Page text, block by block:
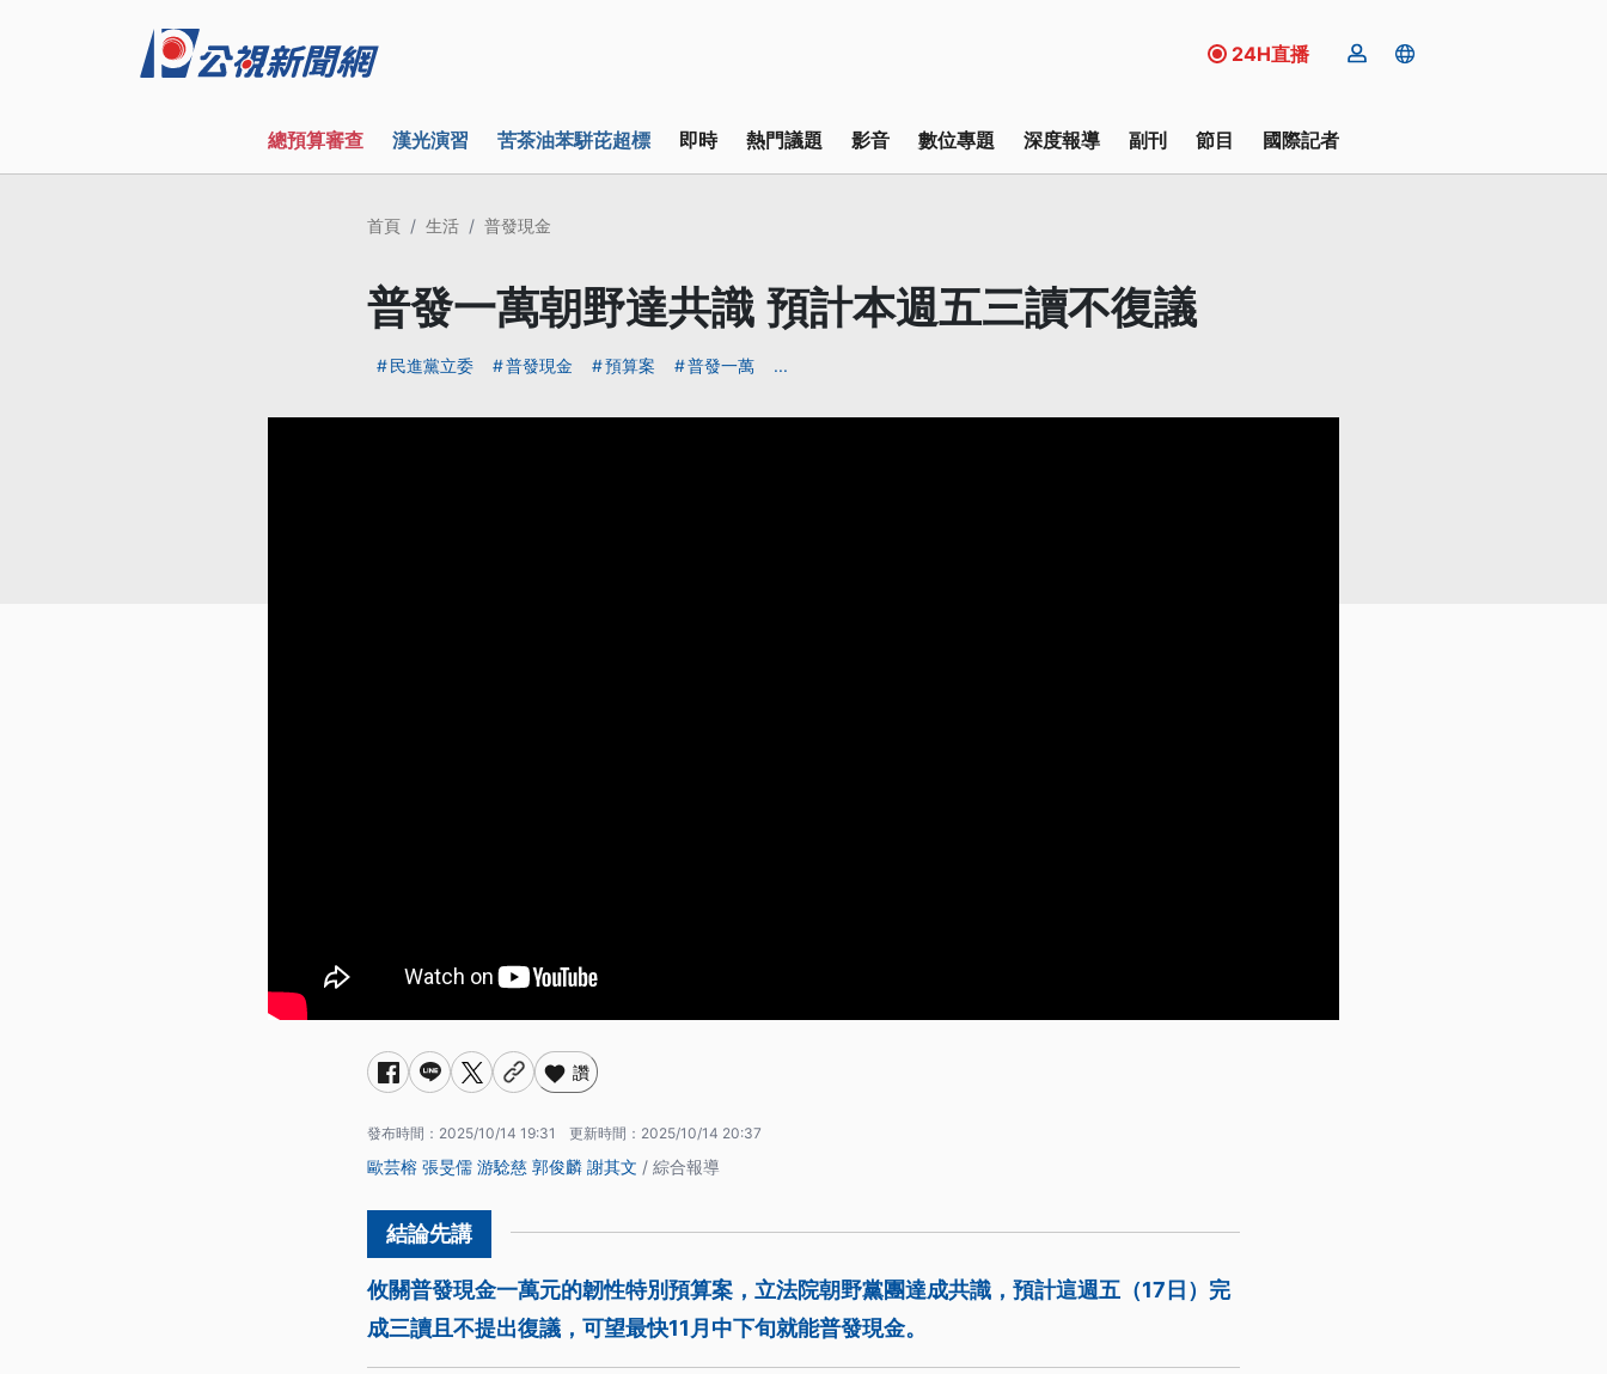
24H直播
總預算審查 漢光演習 苦茶油苯駢芘超標 即時 熱門議題 影音 數位專題 深度報導 副刊 節目 國際記者
首頁 生活 普發現金
普發一萬朝野達共識 預計本週五三讀不復議
民進黨立委 普發現金 預算案 普發一萬 ...
讚
發布時間： 2025/10/14 19:31 更新時間： 2025/10/14 20:37
歐芸榕 張旻儒 游騐慈 郭俊麟 謝其文 / 綜合報導
攸關普發現金一萬元的韌性特別預算案，立法院朝野黨團達成共識，預計這週五（17日）完
成三讀且不提出復議，可望最快11月中下旬就能普發現金。